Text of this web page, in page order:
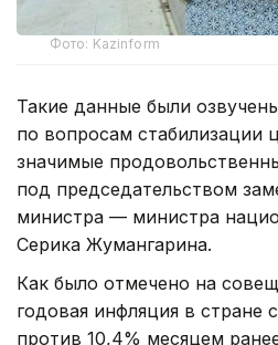
Фото: Kazinform
Такие данные были
по вопросам стабилизации
значимые
под председательством
министра — министра
Серика Жумангарина.
Как было отмечено на
годовая инфляция в стране
против 10,4% месяцем